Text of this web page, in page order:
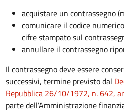
acquistare un contrassegno
comunicare il codice
cifre stampato sul
annullare il contrassegno
Il contrassegno deve essere
successivi, termine previsto dal
Repubblica 26/10/1972, n. 642,
parte dell’Amministrazione